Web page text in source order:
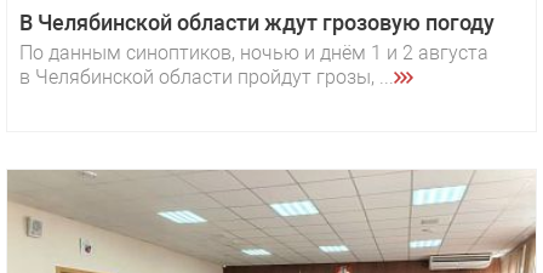
В Челябинской области ждут грозовую погоду
По данным синоптиков, ночью и днём 1 и 2 августа
в Челябинской области пройдут грозы, ...